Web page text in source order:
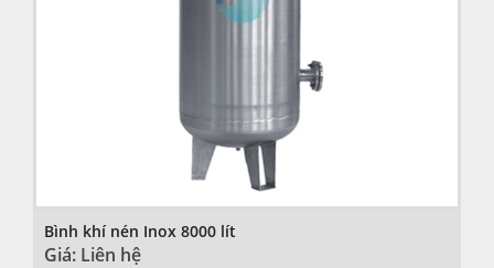
Bình khí nén Inox 8000 lít
Giá: Liên hệ